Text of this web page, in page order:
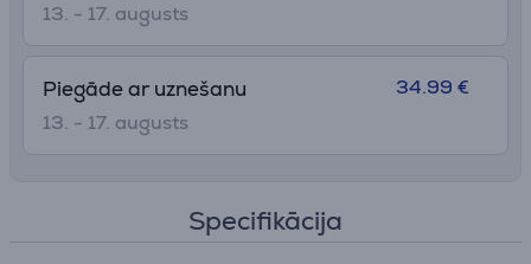
13. - 17. augusts
Piegāde ar uznešanu
13. - 17. augusts
34.99 €
Specifikācija